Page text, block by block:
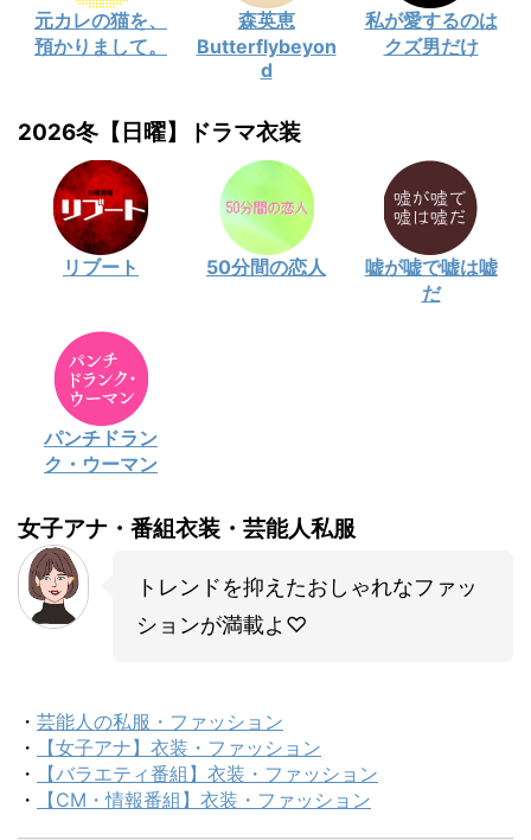
元カレの猫を、
預かりまして。
森英恵
Butterflybeyon
d
私が愛するのは
クズ男だけ
2026冬【日曜】ドラマ衣装
リブート 50分間の恋人
嘘が嘘で嘘は嘘
だ
パンチドラン
ク・ウーマン
女子アナ・番組衣装・芸能人私服
トレンドを抑えたおしゃれなファッ
ションが満載よ♡
・ 芸能人の私服・ファッション
・
【女子アナ】衣装・ファッション
・
【バラエティ番組】衣装・ファッション
・
【CM・情報番組】衣装・ファッション